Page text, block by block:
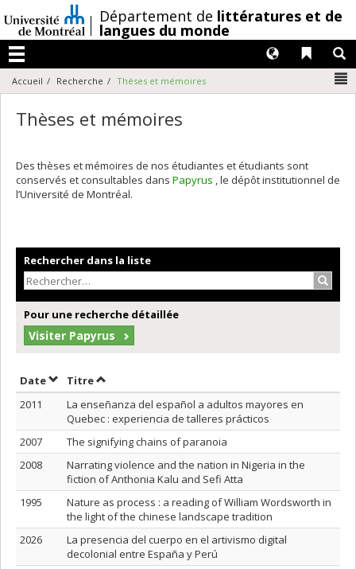
au
contenu
/Département de littératures et de
langues du monde
Menu
Liens
Langues
Accueil Recherche Thèses et mémoires
Thèses et mémoires
Des thèses et mémoires de nos étudiantes et étudiants sont
conservés et consultables dans Papyrus , le dépôt institutionnel de
l’Université de Montréal.
Rechercher dans la liste
Pour une recherche détaillée
Visiter Papyrus
DateTrier par date en ordre décroissant
TitreTrier par titre en ordre décroissant
2011
La enseñanza del español a adultos mayores en
Quebec : experiencia de talleres prácticos
2007
The signifying chains of paranoia
2008
Narrating violence and the nation in Nigeria in the
fiction of Anthonia Kalu and Sefi Atta
1995
Nature as process : a reading of William Wordsworth in
the light of the chinese landscape tradition
2026
La presencia del cuerpo en el artivismo digital
decolonial entre España y Perú